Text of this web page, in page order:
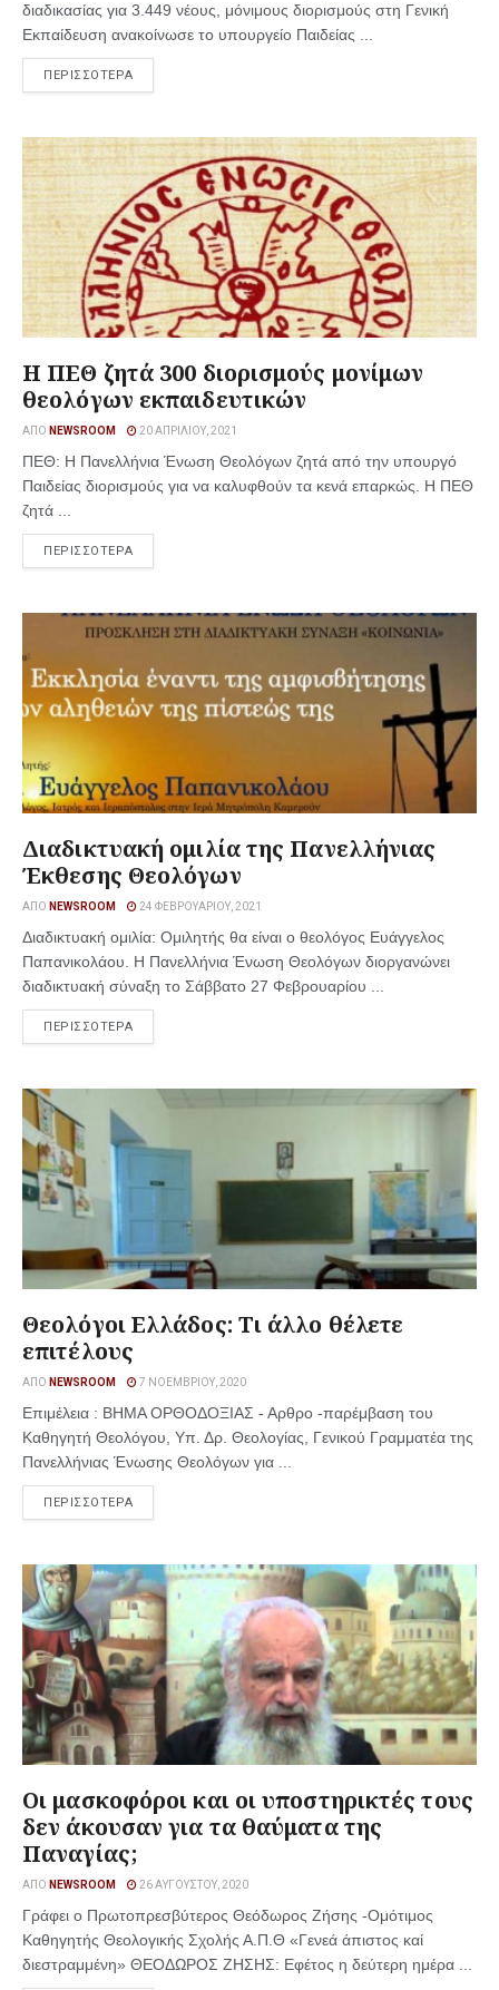
διαδικασίας για 3.449 νέους, μόνιμους διορισμούς στη Γενική
Εκπαίδευση ανακοίνωσε το υπουργείο Παιδείας ...
ΠΕΡΙΣΣΟΤΕΡΑ
Η ΠΕΘ ζητά 300 διορισμούς μονίμων
θεολόγων εκπαιδευτικών
ΑΠΌ NEWSROOM 20 ΑΠΡΙΛΊΟΥ, 2021
ΠΕΘ: Η Πανελλήνια Ένωση Θεολόγων ζητά από την υπουργό
Παιδείας διορισμούς για να καλυφθούν τα κενά επαρκώς. Η ΠΕΘ
ζητά ...
ΠΕΡΙΣΣΟΤΕΡΑ
Διαδικτυακή ομιλία της Πανελλήνιας
Έκθεσης Θεολόγων
ΑΠΌ NEWSROOM 24 ΦΕΒΡΟΥΑΡΊΟΥ, 2021
Διαδικτυακή ομιλία: Ομιλητής θα είναι ο θεολόγος Ευάγγελος
Παπανικολάου. Η Πανελλήνια Ένωση Θεολόγων διοργανώνει
διαδικτυακή σύναξη το Σάββατο 27 Φεβρουαρίου ...
ΠΕΡΙΣΣΟΤΕΡΑ
Θεολόγοι Ελλάδος: Τι άλλο θέλετε
επιτέλους
ΑΠΌ NEWSROOM 7 ΝΟΕΜΒΡΊΟΥ, 2020
Επιμέλεια : ΒΗΜΑ ΟΡΘΟΔΟΞΙΑΣ - Αρθρο -παρέμβαση του
Καθηγητή Θεολόγου, Υπ. Δρ. Θεολογίας, Γενικού Γραμματέα της
Πανελλήνιας Ένωσης Θεολόγων για ...
ΠΕΡΙΣΣΟΤΕΡΑ
Οι μασκοφόροι και οι υποστηρικτές τους
δεν άκουσαν για τα θαύματα της
Παναγίας;
ΑΠΌ NEWSROOM 26 ΑΥΓΟΎΣΤΟΥ, 2020
Γράφει ο Πρωτοπρεσβύτερος Θεόδωρος Ζήσης -Ομότιμος
Καθηγητής Θεολογικής Σχολής Α.Π.Θ «Γενεά άπιστος καί
διεστραμμένη» ΘΕΟΔΩΡΟΣ ΖΗΣΗΣ: Εφέτος η δεύτερη ημέρα ...